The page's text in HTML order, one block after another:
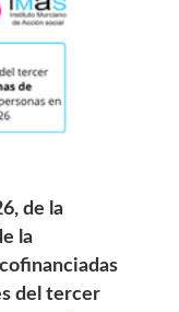
de la
la
del tercer